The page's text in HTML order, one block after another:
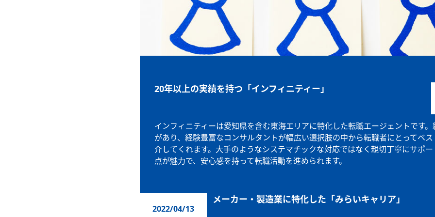
20年以上の実績を持つ「インフィニティー」
インフィニティーは愛知県を含む東海エリアに特化した転職エージェントです
があり、経験豊富なコンサルタントが幅広い選択肢の中から転職者にとってベ
介してくれます。大手のようなシステマチックな対応ではなく親切丁寧にサポ
点が魅力で、安心感を持って転職活動を進められます。
メーカー・製造業に特化した「みらいキャリア」
2022/04/13